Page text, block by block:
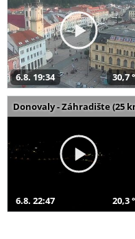
6.8. 19:34 30,7
Donovaly - Záhradište (25
6.8. 22:47 20,3